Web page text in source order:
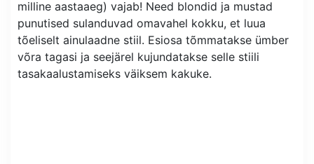
milline aastaaeg) vajab! Need blondid ja mustad
punutised sulanduvad omavahel kokku, et luua
tõeliselt ainulaadne stiil. Esiosa tõmmatakse ümber
võra tagasi ja seejärel kujundatakse selle stiili
tasakaalustamiseks väiksem kakuke.